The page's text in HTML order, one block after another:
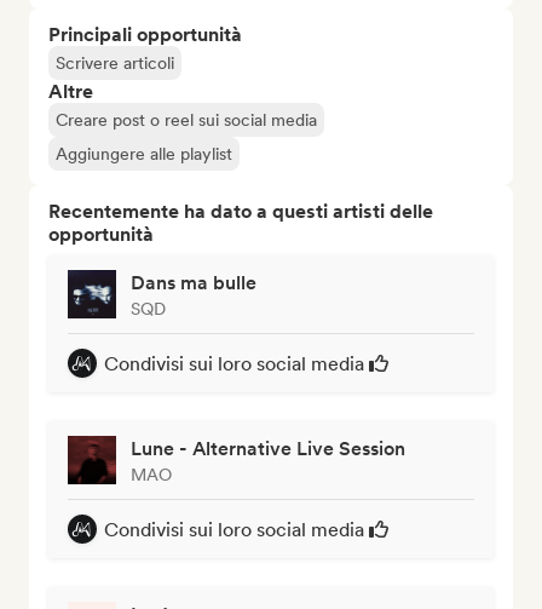
Principali opportunità
Scrivere articoli
Altre
Creare post o reel sui social media
Aggiungere alle playlist
Recentemente ha dato a questi artisti delle
opportunità
Dans ma bulle
SQD
Condivisi sui loro social media
Lune - Alternative Live Session
MAO
Condivisi sui loro social media